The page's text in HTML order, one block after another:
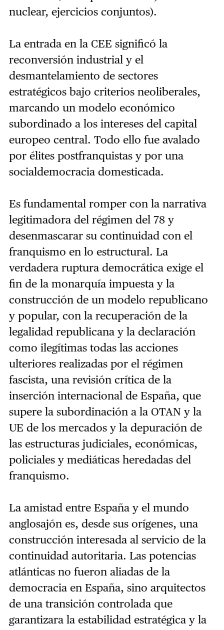
nuclear, ejercicios conjuntos).
La entrada en la CEE significó la
reconversión industrial y el
desmantelamiento de sectores
estratégicos bajo criterios neoliberales,
marcando un modelo económico
subordinado a los intereses del capital
europeo central. Todo ello fue avalado
por élites postfranquistas y por una
socialdemocracia domesticada.
Es fundamental romper con la narrativa
legitimadora del régimen del 78 y
desenmascarar su continuidad con el
franquismo en lo estructural. La
verdadera ruptura democrática exige el
fin de la monarquía impuesta y la
construcción de un modelo republicano
y popular, con la recuperación de la
legalidad republicana y la declaración
como ilegítimas todas las acciones
ulteriores realizadas por el régimen
fascista, una revisión crítica de la
inserción internacional de España, que
supere la subordinación a la OTAN y la
UE de los mercados y la depuración de
las estructuras judiciales, económicas,
policiales y mediáticas heredadas del
franquismo.
La amistad entre España y el mundo
anglosajón es, desde sus orígenes, una
construcción interesada al servicio de la
continuidad autoritaria. Las potencias
atlánticas no fueron aliadas de la
democracia en España, sino arquitectos
de una transición controlada que
garantizara la estabilidad estratégica y la